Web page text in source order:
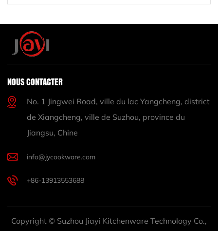
NOUS CONTACTER
No. 1 Jingwei Road, ville du lac Yangcheng, district
de Xiangcheng, ville de Suzhou, province du
Jiangsu, Chine
info@jycookware.com
+86-13913553688
Copyright © Suzhou Jiayi Kitchenware Technology Co.,